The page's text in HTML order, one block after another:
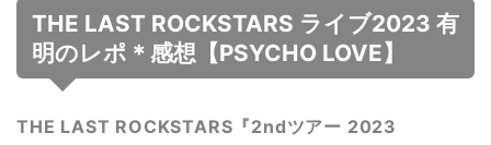
THE LAST ROCKSTARS ライブ2023 有
明のレポ＊感想【PSYCHO LOVE】
THE LAST ROCKSTARS『2ndツアー 2023